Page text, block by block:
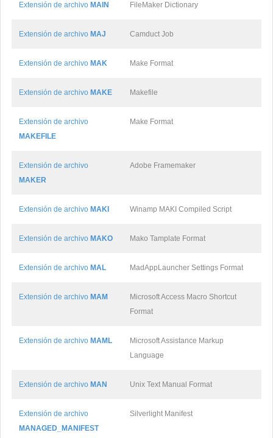
Extensión de archivo MAIN FileMaker Dictionary
Extensión de archivo MAJ Camduct Job
Extensión de archivo MAK Make Format
Extensión de archivo MAKE Makefile
Extensión de archivo
MAKEFILE
Make Format
Extensión de archivo
MAKER
Adobe Framemaker
Extensión de archivo MAKI Winamp MAKI Compiled Script
Extensión de archivo MAKO Mako Tamplate Format
Extensión de archivo MAL MadAppLauncher Settings Format
Extensión de archivo MAM
Microsoft Access Macro Shortcut
Format
Extensión de archivo MAML
Microsoft Assistance Markup
Language
Extensión de archivo MAN Unix Text Manual Format
Extensión de archivo
MANAGED_MANIFEST
Silverlight Manifest